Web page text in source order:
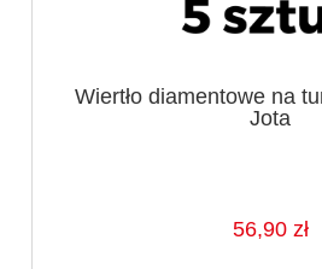
Wiertło diamentowe na
Jota
56,90 zł